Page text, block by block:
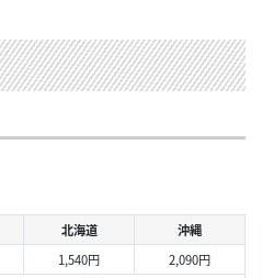
北海道
沖縄
1,540円
2,090円